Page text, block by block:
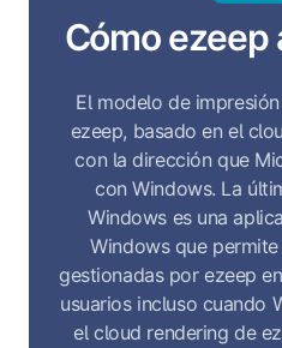
Cómo ezeep
El modelo de
ezeep, basado en el
con la dirección que
con Windows. La
Windows es una
Windows que
gestionadas por ezeep
usuarios incluso cuando
el cloud rendering de